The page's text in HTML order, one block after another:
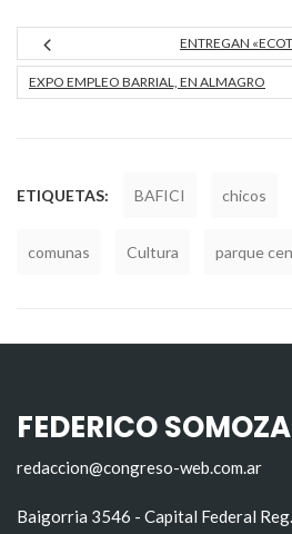
ENTREGAN
EXPO EMPLEO BARRIAL, EN ALMAGRO
ETIQUETAS: BAFICI chicos
comunas Cultura parque
FEDERICO SOMOZA
redaccion@congreso-web.com.ar
Baigorria 3546 - Capital Federal